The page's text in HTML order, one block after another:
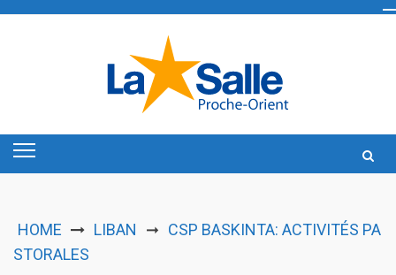
HOME LIBAN ➞ CSP BASKINTA: ACTIVITÉS PA
STORALES